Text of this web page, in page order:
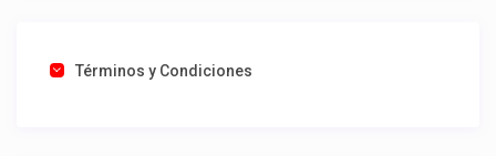
Términos y Condiciones